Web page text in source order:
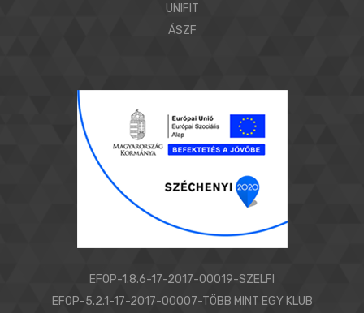
UNIFIT
ÁSZF
EFOP-1.8.6-17-2017-00019-SZELFI
EFOP-5.2.1-17-2017-00007-TÖBB MINT EGY KLUB